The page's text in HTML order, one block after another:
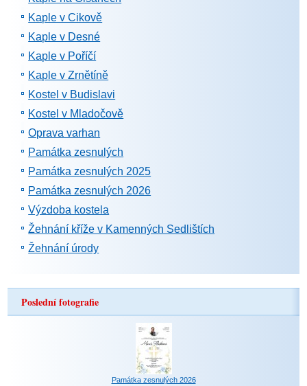
Kaple v Cikově
Kaple v Desné
Kaple v Poříčí
Kaple v Zrnětíně
Kostel v Budislavi
Kostel v Mladočově
Oprava varhan
Památka zesnulých
Památka zesnulých 2025
Památka zesnulých 2026
Výzdoba kostela
Žehnání kříže v Kamenných Sedlištích
Žehnání úrody
Poslední fotografie
Památka zesnulých 2026